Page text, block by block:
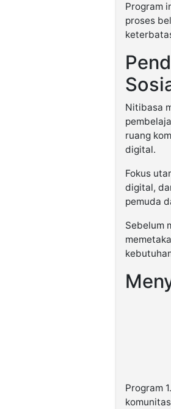
Program
proses
Nitibasa
ruang
digital.
Fokus
digital,
pemuda
Sebelum
Program